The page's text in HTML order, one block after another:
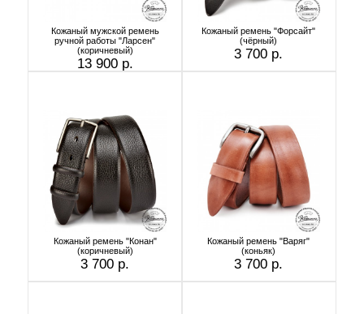
Кожаный мужской ремень
ручной работы "Ларсен"
(коричневый)
13 900 р.
Кожаный ремень "Форсайт"
(чёрный)
3 700 р.
Кожаный ремень "Конан"
(коричневый)
3 700 р.
Кожаный ремень "Варяг"
(коньяк)
3 700 р.